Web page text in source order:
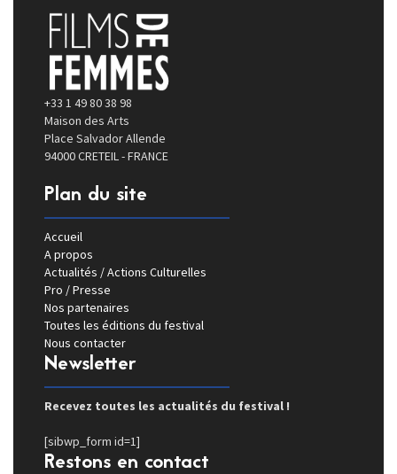
+33 1 49 80 38 98
Maison des Arts
Place Salvador Allende
94000 CRETEIL - FRANCE
Plan du site
Accueil
A propos
Actualités / Actions Culturelles
Pro / Presse
Nos partenaires
Toutes les éditions du festival
Nous contacter
Newsletter
Recevez toutes les actualités du festival !
[sibwp_form id=1]
Restons en contact